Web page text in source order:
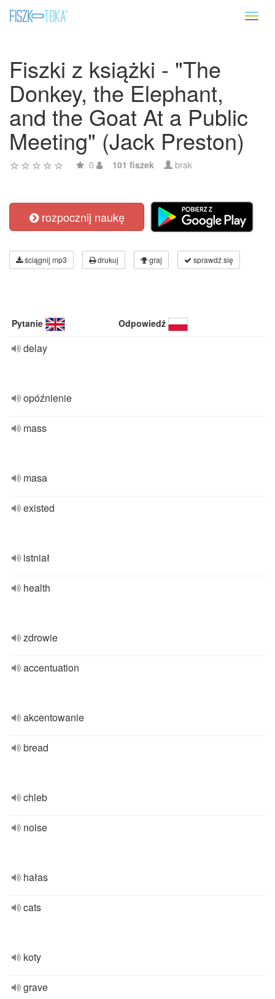
Fiszki z książki - "The
Donkey, the Elephant,
and the Goat At a Public
Meeting" (Jack Preston)
0 101 fiszek brak
rozpocznij naukę
ściągnij mp3 drukuj graj sprawdź się
Pytanie Odpowiedź
delay
opóźnienie
mass
masa
existed
istniał
health
zdrowie
accentuation
akcentowanie
bread
chleb
noise
hałas
cats
koty
grave